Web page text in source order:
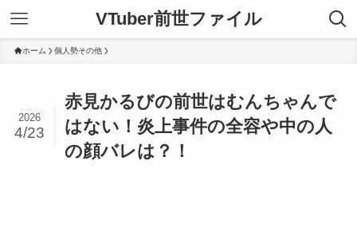
VTuber前世ファイル
ホーム 個人勢その他
赤見かるびの前世はむんちゃんで
はない！炎上事件の全容や中の人
の顔バレは？！
2026
4/23